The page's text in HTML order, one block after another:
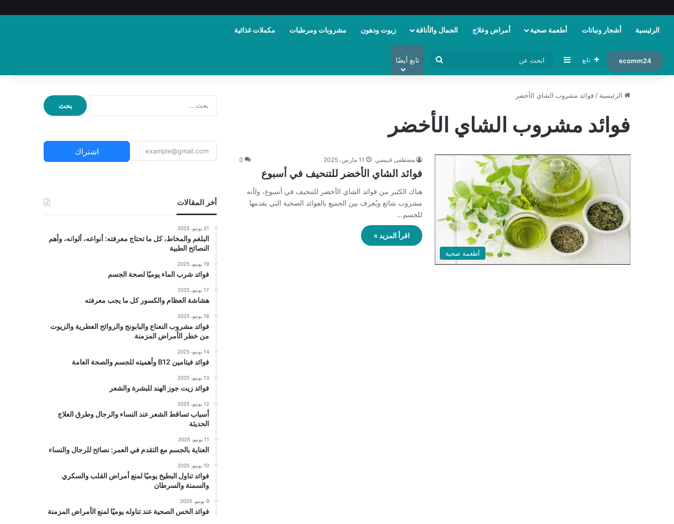
الرئيسية أشجار ونباتات أطعمة صحية أمراض وعلاج الجمال والأناقة زيوت ودهون مشروبات ومرطبات مكملات غذائية
ecomm24 تابع إضافة عمود جانبي
عن
تابع أيضًا
الرئيسية / فوائد مشروب الشاي الأخضر
فوائد مشروب الشاي الأخضر
أطعمة صحية
مصطفى قبيصي 11 مارس، 2025 0
فوائد الشاي الأخضر للتنحيف في أسبوع
هناك الكثير من فوائد الشاي الأخضر للتنحيف في أسبوع، ولأنه
مشروب شائع ويُعرف بين الجميع بالفوائد الصحية التي يقدمها
للجسم…
اقرأ المزيد »
ث
ع
ن
اشتراك
أخر المقالات
21 يونيو، 2025
البلغم والمخاط، كل ما تحتاج معرفته: أنواعه، ألوانه، وأهم
النصائح الطبية
19 يونيو، 2025
فوائد شرب الماء يوميًا لصحة الجسم
17 يونيو، 2025
هشاشة العظام والكسور كل ما يجب معرفته
16 يونيو، 2025
فوائد مشروب النعناع والبابونج والروائح العطرية والزيوت
من خطر الأمراض المزمنة
14 يونيو، 2025
فوائد فيتامين B12 وأهميته للجسم والصحة العامة
13 يونيو، 2025
فوائد زيت جوز الهند للبشرة والشعر
12 يونيو، 2025
أسباب تساقط الشعر عند النساء والرجال وطرق العلاج
الحديثة
11 يونيو، 2025
العناية بالجسم مع التقدم في العمر: نصائح للرجال والنساء
10 يونيو، 2025
فوائد تناول البطيخ يوميًا لمنع أمراض القلب والسكري
والسمنة والسرطان
9 يونيو، 2025
فوائد الخس الصحية عند تناوله يوميًا لمنع الأمراض المزمنة